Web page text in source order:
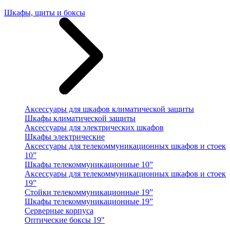
Шкафы, щиты и боксы
Аксессуары для шкафов климатической защиты
Шкафы климатической защиты
Аксессуары для электрических шкафов
Шкафы электрические
Аксессуары для телекоммуникационных шкафов и стоек
10”
Шкафы телекоммуникационные 10”
Аксессуары для телекоммуникационных шкафов и стоек
19”
Стойки телекоммуникационные 19”
Шкафы телекоммуникационные 19”
Серверные корпуса
Оптические боксы 19"